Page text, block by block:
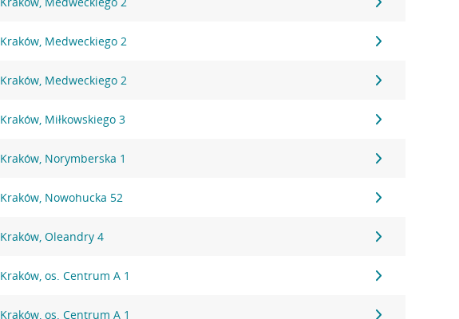
Kraków, Medweckiego 2
Kraków, Medweckiego 2
Kraków, Miłkowskiego 3
Kraków, Norymberska 1
Kraków, Nowohucka 52
Kraków, Oleandry 4
Kraków, os. Centrum A 1
Kraków, os. Centrum A 1